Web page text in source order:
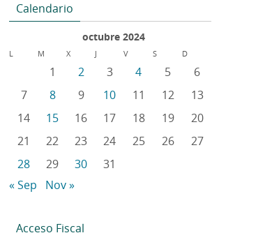
Calendario
octubre 2024
L M X J V S D
1 2 3 4 5
6
7
8 9 10 11 12
13
14
15 16 17 18 19
20
21
22 23 24 25 26
27
28
29 30
31
« Sep
Nov »
Acceso Fiscal